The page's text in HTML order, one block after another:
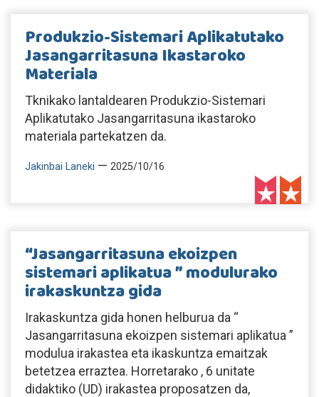
Produkzio-Sistemari Aplikatutako
Jasangarritasuna Ikastaroko
Materiala
Tknikako lantaldearen Produkzio-Sistemari
Aplikatutako Jasangarritasuna ikastaroko
materiala partekatzen da.
Jakinbai Laneki — 2025/10/16
“Jasangarritasuna ekoizpen
sistemari aplikatua ” modulurako
irakaskuntza gida
Irakaskuntza gida honen helburua da “
Jasangarritasuna ekoizpen sistemari aplikatua ”
modulua irakastea eta ikaskuntza emaitzak
betetzea erraztea. Horretarako , 6 unitate
didaktiko (UD) irakastea proposatzen da,